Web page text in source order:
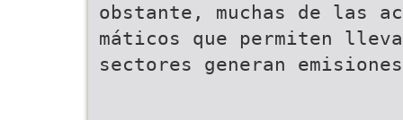
obstante, muchas de las
máticos que permiten
sectores generan